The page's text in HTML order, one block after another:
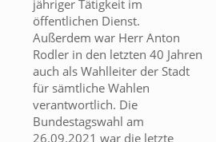
jähriger Tätigkeit im
öffentlichen Dienst.
Außerdem war Herr Anton
Rodler in den letzten 40 Jahren
auch als Wahlleiter der Stadt
für sämtliche Wahlen
verantwortlich. Die
Bundestagswahl am
26.09.2021 war die letzte